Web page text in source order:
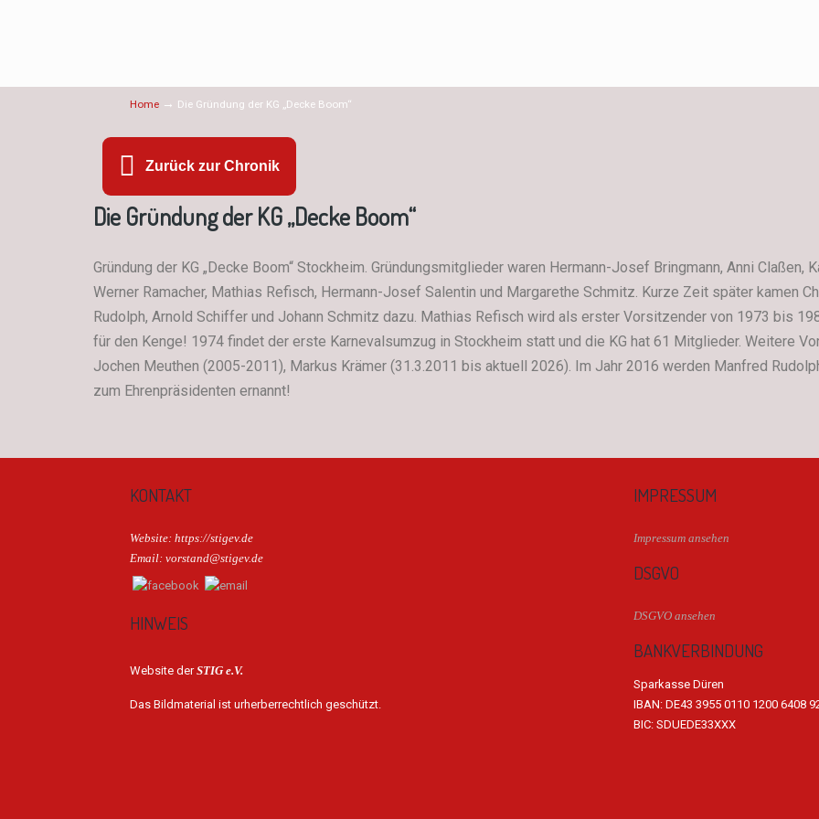
Home → Die Gründung der KG „Decke Boom“
Zurück zur Chronik
Die Gründung der KG „Decke Boom“
Gründung der KG „Decke Boom“ Stockheim. Gründungsmitglieder waren Hermann-Josef Bringmann, Anni
Werner Ramacher, Mathias Refisch, Hermann-Josef Salentin und Margarethe Schmitz. Kurze Zeit später kamen
Rudolph, Arnold Schiffer und Johann Schmitz dazu. Mathias Refisch wird als erster Vorsitzender von 1973 bis
für den Kenge! 1974 findet der erste Karnevalsumzug in Stockheim statt und die KG hat 61 Mitglieder. Weitere
Jochen Meuthen (2005-2011), Markus Krämer (31.3.2011 bis aktuell 2026). Im Jahr 2016 werden Manfred
zum Ehrenpräsidenten ernannt!
KONTAKT
Website: https://stigev.de
Email: vorstand@stigev.de
HINWEIS
Website derSTIG e.V.
Das Bildmaterial ist urherberrechtlich geschützt.
IMPRESSUM
Impressum ansehen
DSGVO
DSGVO ansehen
BANKVERBINDUNG
Sparkasse Düren
IBAN: DE43 3955 0110 1200 6408
BIC: SDUEDE33XXX